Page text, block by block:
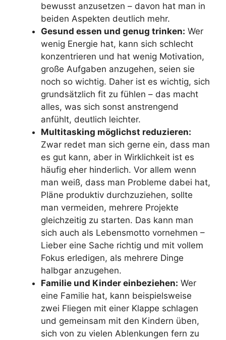
bewusst anzusetzen – davon hat man in
beiden Aspekten deutlich mehr.
Gesund essen und genug trinken: Wer
wenig Energie hat, kann sich schlecht
konzentrieren und hat wenig Motivation,
große Aufgaben anzugehen, seien sie
noch so wichtig. Daher ist es wichtig, sich
grundsätzlich fit zu fühlen – das macht
alles, was sich sonst anstrengend
anfühlt, deutlich leichter.
Multitasking möglichst reduzieren:
Zwar redet man sich gerne ein, dass man
es gut kann, aber in Wirklichkeit ist es
häufig eher hinderlich. Vor allem wenn
man weiß, dass man Probleme dabei hat,
Pläne produktiv durchzuziehen, sollte
man vermeiden, mehrere Projekte
gleichzeitig zu starten. Das kann man
sich auch als Lebensmotto vornehmen –
Lieber eine Sache richtig und mit vollem
Fokus erledigen, als mehrere Dinge
halbgar anzugehen.
Familie und Kinder einbeziehen: Wer
eine Familie hat, kann beispielsweise
zwei Fliegen mit einer Klappe schlagen
und gemeinsam mit den Kindern üben,
sich von zu vielen Ablenkungen fern zu